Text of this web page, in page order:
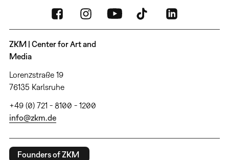
ZKM | Center for Art and
Media
Lorenzstraße 19
76135 Karlsruhe
+49 (0) 721 - 8100 - 1200
info@zkm.de
Founders of ZKM